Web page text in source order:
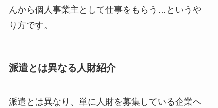
んから個人事業主として仕事をもらう…というや
り方です。
派遣とは異なる人財紹介
派遣とは異なり、単に人財を募集している企業へ